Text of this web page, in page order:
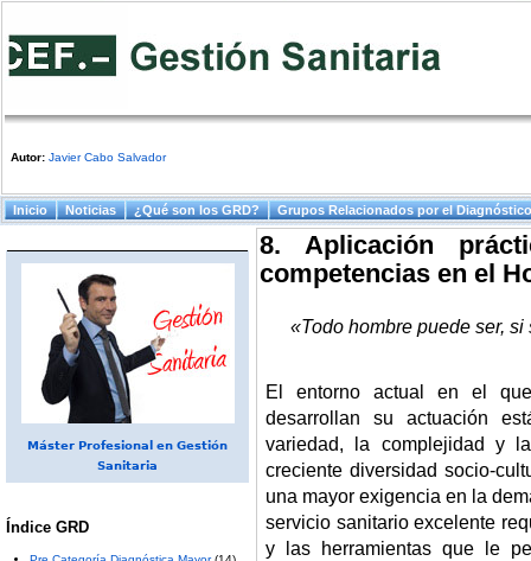
Autor: Javier Cabo Salvador
8. Aplicación
competencias en el
«Todo hombre puede ser,
El entorno actual en el
desarrollan su actuación
variedad, la complejidad y
creciente diversidad socio-
una mayor exigencia en la
servicio sanitario excelente
y las herramientas que le
Menú principal
Inicio Noticias ¿Qué son los GRD? Grupos Relacionados por el Diagnóstico
Máster Profesional en Gestión
Sanitaria
Índice GRD